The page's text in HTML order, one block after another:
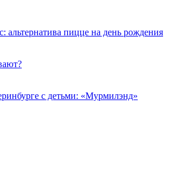
альтернатива пицце на день рождения
с детьми: «Мурмилэнд»